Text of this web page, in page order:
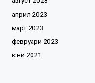
април 2023
март 2023
февруари 2023
юни 2021